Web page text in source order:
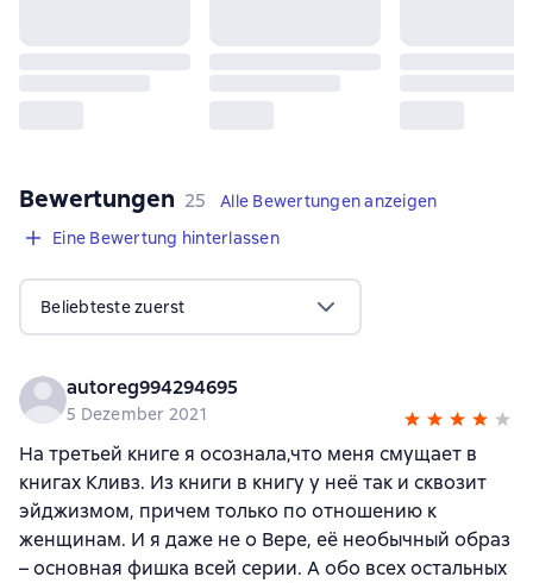
Bewertungen 25 Bewertungen
25
Alle Bewertungen anzeigen
Eine Bewertung hinterlassen
Beliebteste zuerst
autoreg994294695
5 Dezember 2021
На третьей книге я осознала,что меня смущает в
книгах Кливз. Из книги в книгу у неё так и сквозит
эйджизмом, причем только по отношению к
женщинам. И я даже не о Вере, её необычный образ
– основная фишка всей серии. А обо всех остальных